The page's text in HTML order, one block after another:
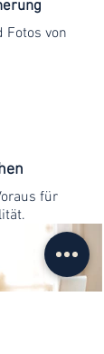
Fotos von
für